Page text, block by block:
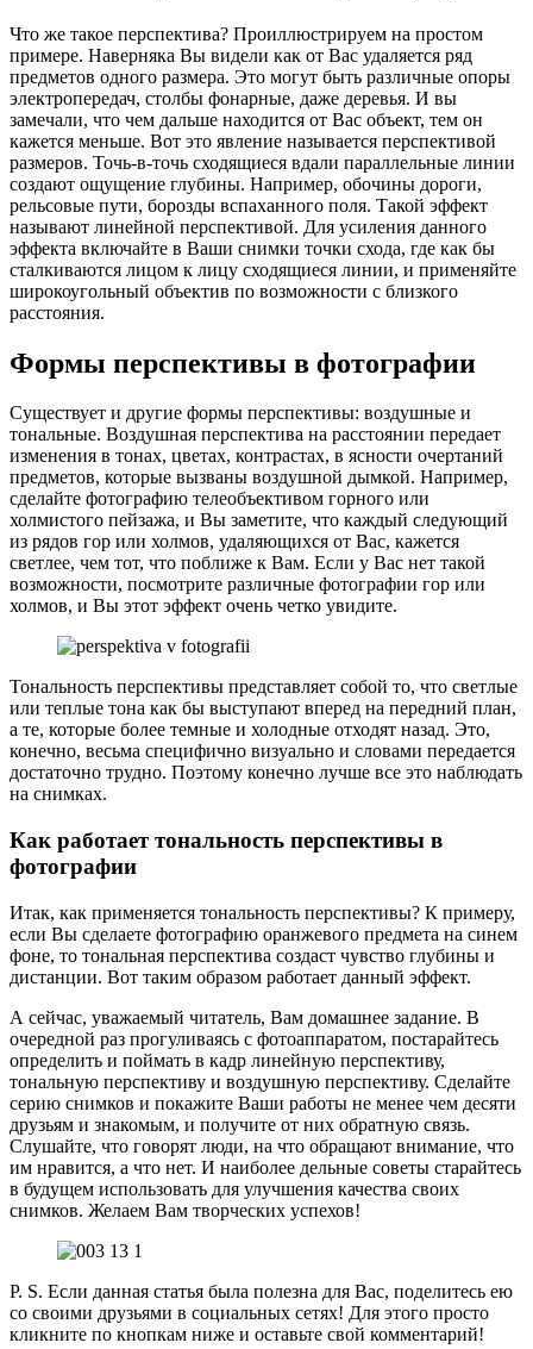
Что же такое перспектива? Проиллюстрируем на простом
примере. Наверняка Вы видели как от Вас удаляется ряд
предметов одного размера. Это могут быть различные опоры
электропередач, столбы фонарные, даже деревья. И вы
замечали, что чем дальше находится от Вас объект, тем он
кажется меньше. Вот это явление называется перспективой
размеров. Точь-в-точь сходящиеся вдали параллельные линии
создают ощущение глубины. Например, обочины дороги,
рельсовые пути, борозды вспаханного поля. Такой эффект
называют линейной перспективой. Для усиления данного
эффекта включайте в Ваши снимки точки схода, где как бы
сталкиваются лицом к лицу сходящиеся линии, и применяйте
широкоугольный объектив по возможности с близкого
расстояния.
Формы перспективы в фотографии
Существует и другие формы перспективы: воздушные и
тональные. Воздушная перспектива на расстоянии передает
изменения в тонах, цветах, контрастах, в ясности очертаний
предметов, которые вызваны воздушной дымкой. Например,
сделайте фотографию телеобъективом горного или
холмистого пейзажа, и Вы заметите, что каждый следующий
из рядов гор или холмов, удаляющихся от Вас, кажется
светлее, чем тот, что поближе к Вам. Если у Вас нет такой
возможности, посмотрите различные фотографии гор или
холмов, и Вы этот эффект очень четко увидите.
Тональность перспективы представляет собой то, что светлые
или теплые тона как бы выступают вперед на передний план,
а те, которые более темные и холодные отходят назад. Это,
конечно, весьма специфично визуально и словами передается
достаточно трудно. Поэтому конечно лучше все это наблюдать
на снимках.
Как работает тональность перспективы в
фотографии
Итак, как применяется тональность перспективы? К примеру,
если Вы сделаете фотографию оранжевого предмета на синем
фоне, то тональная перспектива создаст чувство глубины и
дистанции. Вот таким образом работает данный эффект.
А сейчас, уважаемый читатель, Вам домашнее задание. В
очередной раз прогуливаясь с фотоаппаратом, постарайтесь
определить и поймать в кадр линейную перспективу,
тональную перспективу и воздушную перспективу. Сделайте
серию снимков и покажите Ваши работы не менее чем десяти
друзьям и знакомым, и получите от них обратную связь.
Слушайте, что говорят люди, на что обращают внимание, что
им нравится, а что нет. И наиболее дельные советы старайтесь
в будущем использовать для улучшения качества своих
снимков. Желаем Вам творческих успехов!
P. S. Если данная статья была полезна для Вас, поделитесь ею
со своими друзьями в социальных сетях! Для этого просто
кликните по кнопкам ниже и оставьте свой комментарий!